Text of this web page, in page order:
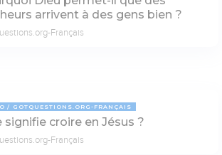
arrivent à des gens bien ?
Français
GOTQUESTIONS.ORG-FRANÇAIS
signifie croire en Jésus ?
Français